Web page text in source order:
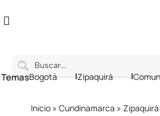
Bogotá Zipaquirá
Inicio » Cundinamarca » Zipaquirá